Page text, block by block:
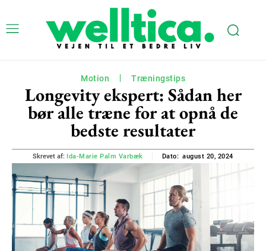
Motion Træningstips
Longevity ekspert: Sådan her
bør alle træne for at opnå de
bedste resultater
Skrevet af: Ida-Marie Palm Varbæk Dato: august 20, 2024